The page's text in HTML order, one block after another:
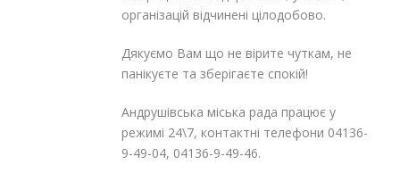
організацій відчинені цілодобово.
Дякуємо Вам що не вірите чуткам, не
панікуєте та зберігаєте спокій!
Андрушівська міська рада працює у
режимі 24\7, контактні телефони 04136-
9-49-04, 04136-9-49-46.